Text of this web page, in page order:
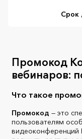
Срок
Промокод
вебинаров:
Что такое
Промокод — это
пользователям